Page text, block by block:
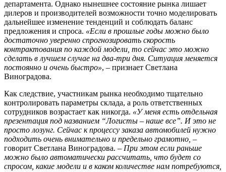
департамента. Однако нынешнее состояние рынка лишает
дилеров и производителей возможности точно моделировать
дальнейшее изменение тенденций и соблюдать баланс
предложения и спроса. «Если в прошлые годы можно было
достаточно уверенно спрогнозировать скорость
контрактования по каждой модели, то сейчас это можно
сделать в лучшем случае на два-три дня. Ситуация меняется
постоянно и очень быстро», – признает Светлана
Виноградова.
Как следствие, участникам рынка необходимо тщательно
контролировать параметры склада, а роль ответственных
сотрудников возрастает как никогда. «У меня есть отдельная
презентация под названием “Логисты – наше все”. И это не
просто лозунг. Сейчас к процессу заказа автомобилей нужно
подходить очень внимательно и предельно грамотно, –
говорит Светлана Виноградова. – При этом если раньше
можно было автоматически рассчитать, что будет со
спросом, какие модели и в каком количестве нам потребуются,